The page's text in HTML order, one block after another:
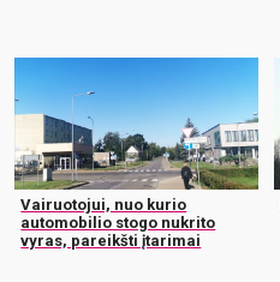
Vairuotojui, nuo kurio
automobilio stogo nukrito
vyras, pareikšti įtarimai